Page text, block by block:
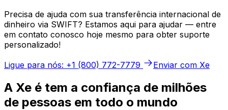
Precisa de ajuda com sua transferência internacional de
dinheiro via SWIFT? Estamos aqui para ajudar — entre
em contato conosco hoje mesmo para obter suporte
personalizado!
Ligue para nós: +1 (800) 772-7779
Enviar com Xe
A Xe é tem a confiança de milhões
de pessoas em todo o mundo